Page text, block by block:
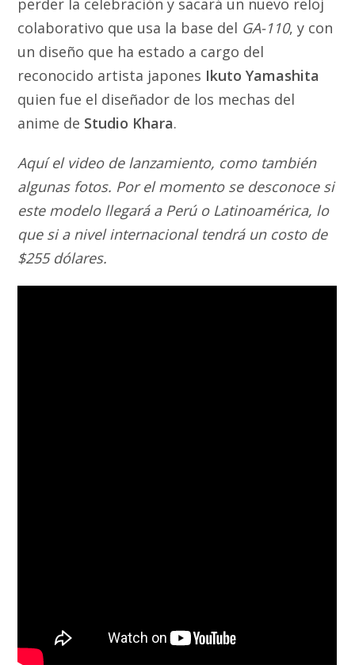
perder la celebración y sacará un nuevo reloj
colaborativo que usa la base del GA-110, y con
un diseño que ha estado a cargo del
reconocido artista japones Ikuto Yamashita
quien fue el diseñador de los mechas del
anime de Studio Khara.
Aquí el video de lanzamiento, como también
algunas fotos. Por el momento se desconoce si
este modelo llegará a Perú o Latinoamérica, lo
que si a nivel internacional tendrá un costo de
$255 dólares.